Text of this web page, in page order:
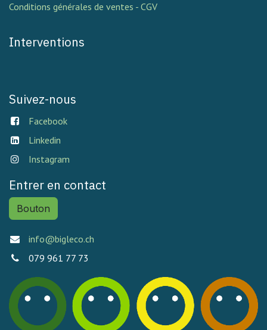
Conditions générales de ventes - CGV
Interventions
Suivez-nous
Facebook
Linkedin
Instagram
Entrer en contact
Bouton
info@bigleco.ch
079 961 77 73